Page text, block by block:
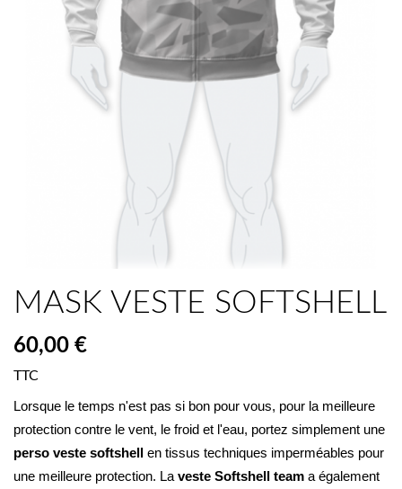
MASK VESTE SOFTSHELL
60,00 €
TTC
Lorsque le temps n'est pas si bon pour vous, pour la meilleure
perso veste softshell
en tissus techniques imperméables pour
une meilleure protection. La veste Softshell team a également